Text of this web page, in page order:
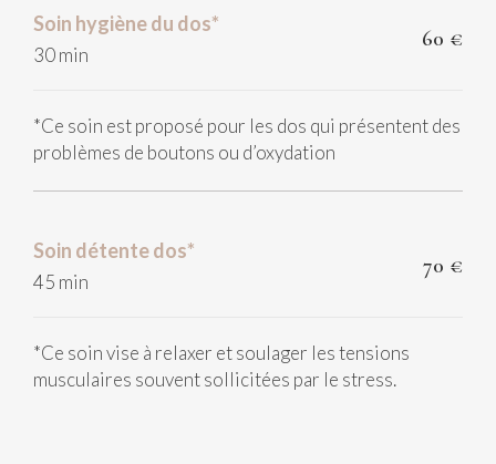
Soin hygiène du dos*
30 min
60 €
*Ce soin est proposé pour les dos qui présentent des
problèmes de boutons ou d’oxydation
Soin détente dos*
45 min
70 €
*Ce soin vise à relaxer et soulager les tensions
musculaires souvent sollicitées par le stress.